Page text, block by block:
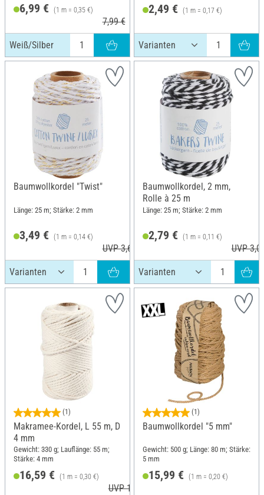
6,99 € (1 m = 0,35 €)
7,99 €
Weiß/Silber
2,49 € (1 m = 0,17 €)
Baumwollkordel "Twist"
Länge: 25 m; Stärke: 2 mm
3,49 € (1 m = 0,14 €)
UVP 3,65 €
Baumwollkordel, 2 mm,
Rolle à 25 m
Länge: 25 m; Stärke: 2 mm
2,79 € (1 m = 0,11 €)
UVP
(1)
Makramee-Kordel, L 55 m, D
4 mm
Gewicht: 330 g; Lauflänge: 55 m;
Stärke: 4 mm
16,59 € (1 m = 0,30 €)
UVP 19,02 €
(1)
Baumwollkordel "5 mm"
Gewicht: 500 g; Länge: 80 m; Stärke:
5 mm
15,99 € (1 m = 0,20 €)